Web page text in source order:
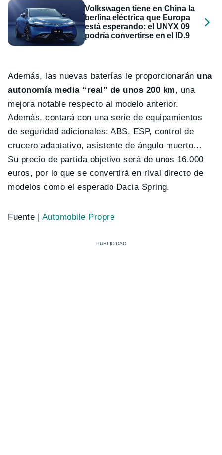
Volkswagen tiene en China la
berlina eléctrica que Europa
está esperando: el UNYX 09
podría convertirse en el ID.9
Además, las nuevas baterías le proporcionarán una
autonomía media “real” de unos 200 km, una
mejora notable respecto al modelo anterior.
Además, contará con una serie de equipamientos
de seguridad adicionales: ABS, ESP, control de
crucero adaptativo, asistente de ángulo muerto…
Su precio de partida objetivo será de unos 16.000
euros, por lo que se convertirá en rival directo de
modelos como el esperado Dacia Spring.
Fuente | Automobile Propre